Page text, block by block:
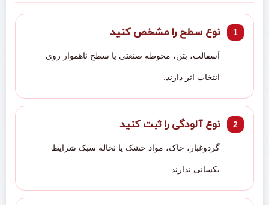
نوع سطح را مشخص کنید
آسفالت، بتن، محوطه صنعتی یا سطح ناهموار روی
انتخاب اثر دارند.
نوع آلودگی را ثبت کنید
گردوغبار، خاک، مواد خشک یا نخاله سبک شرایط
یکسانی ندارند.